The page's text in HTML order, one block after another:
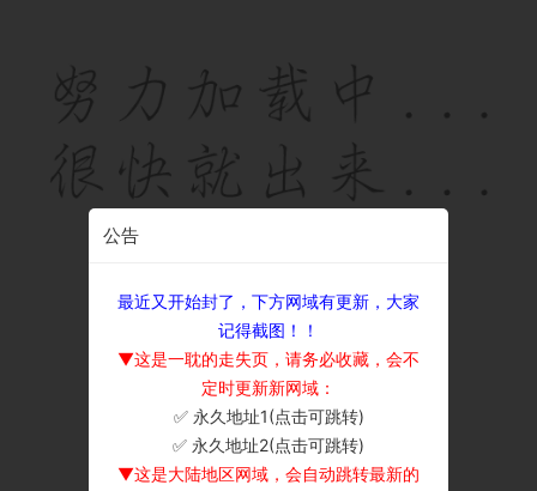
公告
最近又开始封了，下方网域有更新，大家
记得截图！！
▼这是一耽的走失页，请务必收藏，会不
定时更新新网域：
✅ 永久地址1(点击可跳转)
✅ 永久地址2(点击可跳转)
▼这是大陆地区网域，会自动跳转最新的